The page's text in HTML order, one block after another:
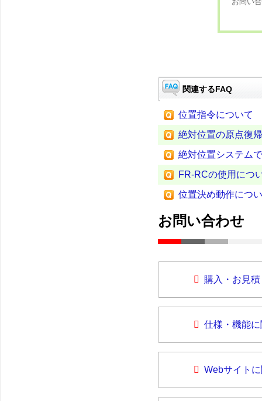
関連するFAQ
位置指令について
絶対位置の原点復
絶対位置システム
FR-RCの使用につ
位置決め動作につ
お問い合わせ
購入・お見
仕様・機能
Webサイト